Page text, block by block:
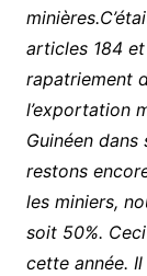
articles 184
rapatriement
l’exportation
Guinéen
restons
les miniers,
soit 50%.
cette année.